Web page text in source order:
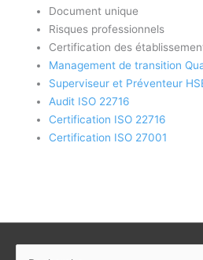
Document unique
Risques professionnels
Certification des
Management de transition
Superviseur et Préventeur
Audit ISO 22716
Certification ISO 22716
Certification ISO 27001